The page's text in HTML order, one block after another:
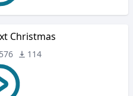
Christmas
576 114